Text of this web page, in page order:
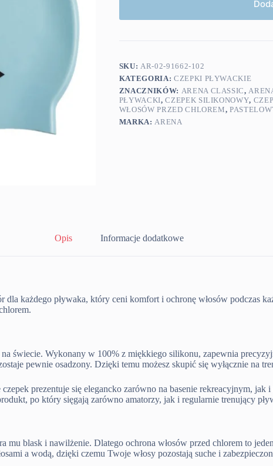
SKU:AR-02-91662-102
KATEGORIA: CZEPKI PŁYWACKIE
ZNACZNIKÓW: ARENA CLASSIC,
PŁYWACKI,CZEPEK SILIKONOWY,
WŁOSÓW PRZED CHLOREM,
MARKA:ARENA
Opis Informacje dodatkowe
każdego pływaka, który ceni komfort i ochronę włosów podczas
świecie. Wykonany w 100% z miękkiego silikonu, zapewnia
pewnie osadzony. Dzięki temu możesz skupić się wyłącznie na
prezentuje się elegancko zarówno na basenie rekreacyjnym,
po który sięgają zarówno amatorzy, jak i regularnie trenujący
mu blask i nawilżenie. Dlatego ochrona włosów przed chlorem to
a wodą, dzięki czemu Twoje włosy pozostają suche i